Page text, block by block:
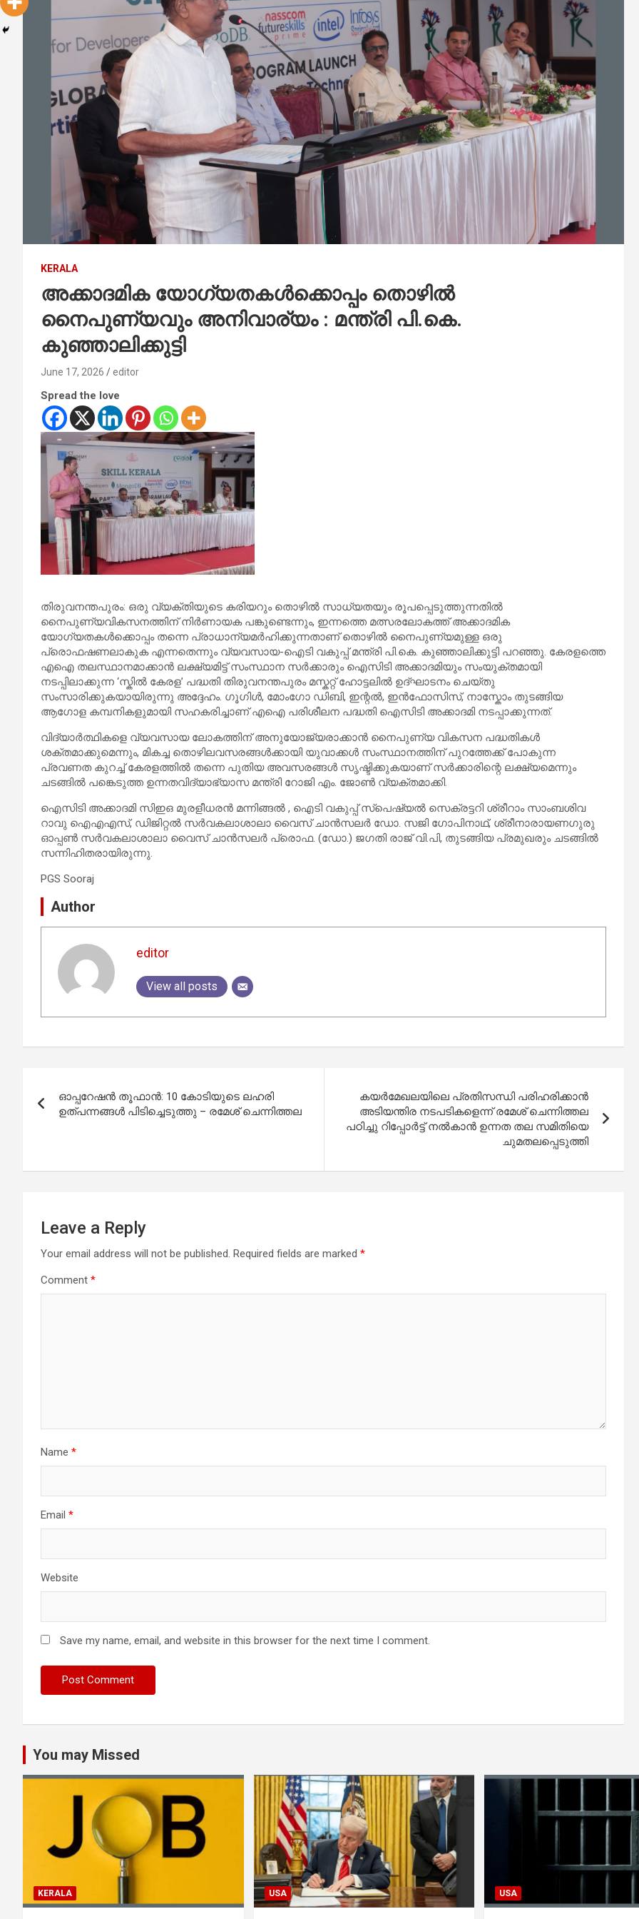
KERALA
അക്കാദമിക യോഗ്യതകൾക്കൊപ്പം തൊഴിൽ
നൈപുണ്യവും അനിവാര്യം : മന്ത്രി പി.കെ.
കുഞ്ഞാലിക്കുട്ടി
June 17, 2026 editor
Spread the love
തിരുവനന്തപുരം: ഒരു വ്യക്തിയുടെ കരിയറും തൊഴിൽ സാധ്യതയും രൂപപ്പെടുത്തുന്നതിൽ
നൈപുണ്യവികസനത്തിന് നിർണായക പങ്കുണ്ടെന്നും, ഇന്നത്തെ മത്സരലോകത്ത് അക്കാദമിക
യോഗ്യതകൾക്കൊപ്പം തന്നെ പ്രാധാന്യമർഹിക്കുന്നതാണ് തൊഴിൽ നൈപുണ്യമുള്ള ഒരു
പ്രൊഫഷണലാകുക എന്നതെന്നും വ്യവസായ-ഐടി വകുപ്പ് മന്ത്രി പി.കെ. കുഞ്ഞാലിക്കുട്ടി പറഞ്ഞു. കേരളത്തെ
എഐ തലസ്ഥാനമാക്കാൻ ലക്ഷ്യമിട്ട് സംസ്ഥാന സർക്കാരും ഐസിടി അക്കാദമിയും സംയുക്തമായി
നടപ്പിലാക്കുന്ന ‘സ്കിൽ കേരള’ പദ്ധതി തിരുവനന്തപുരം മസ്കറ്റ് ഹോട്ടലിൽ ഉദ്ഘാടനം ചെയ്തു
സംസാരിക്കുകയായിരുന്നു അദ്ദേഹം. ഗൂഗിൾ, മോംഗോ ഡിബി, ഇന്റൽ, ഇൻഫോസിസ്, നാസ്കോം തുടങ്ങിയ
ആഗോള കമ്പനികളുമായി സഹകരിച്ചാണ് എഐ പരിശീലന പദ്ധതി ഐസിടി അക്കാദമി നടപ്പാക്കുന്നത്.
വിദ്യാർത്ഥികളെ വ്യവസായ ലോകത്തിന് അനുയോജ്യരാക്കാൻ നൈപുണ്യ വികസന പദ്ധതികൾ
ശക്തമാക്കുമെന്നും, മികച്ച തൊഴിലവസരങ്ങൾക്കായി യുവാക്കൾ സംസ്ഥാനത്തിന് പുറത്തേക്ക് പോകുന്ന
പ്രവണത കുറച്ച് കേരളത്തിൽ തന്നെ പുതിയ അവസരങ്ങൾ സൃഷ്ടിക്കുകയാണ് സർക്കാരിന്റെ ലക്ഷ്യമെന്നും
ചടങ്ങിൽ പങ്കെടുത്ത ഉന്നതവിദ്യാഭ്യാസ മന്ത്രി റോജി എം. ജോൺ വ്യക്തമാക്കി.
ഐസിടി അക്കാദമി സിഇഒ മുരളീധരൻ മന്നിങ്ങൽ , ഐടി വകുപ്പ് സ്പെഷ്യൽ സെക്രട്ടറി ശ്രീറാം സാംബശിവ
റാവു ഐഎഎസ്, ഡിജിറ്റൽ സർവകലാശാലാ വൈസ് ചാൻസലർ ഡോ. സജി ഗോപിനാഥ്, ശ്രീനാരായണഗുരു
ഓപ്പൺ സർവകലാശാലാ വൈസ് ചാൻസലർ പ്രൊഫ. (ഡോ.) ജഗതി രാജ് വി.പി, തുടങ്ങിയ പ്രമുഖരും ചടങ്ങിൽ
സന്നിഹിതരായിരുന്നു.
PGS Sooraj
Author
editor
View all posts
navigation
ഓപ്പറേഷന്‍ തൂഫാന്‍: 10 കോടിയുടെ ലഹരി
ഉത്പന്നങ്ങള്‍ പിടിച്ചെടുത്തു – രമേശ് ചെന്നിത്തല
കയര്‍മേഖലയിലെ പ്രതിസന്ധി പരിഹരിക്കാന്‍
അടിയന്തിര നടപടികളെന്ന് രമേശ് ചെന്നിത്തല
പഠിച്ചു റിപ്പോര്‍ട്ട് നല്‍കാന്‍ ഉന്നത തല സമിതിയെ
ചുമതലപ്പെടുത്തി
Leave a Reply
Your email address will not be published. Required fields are marked *
Comment *
Name *
Email *
Website
Save my name, email, and website in this browser for the next time I comment.
You may Missed
KERALA USA USA